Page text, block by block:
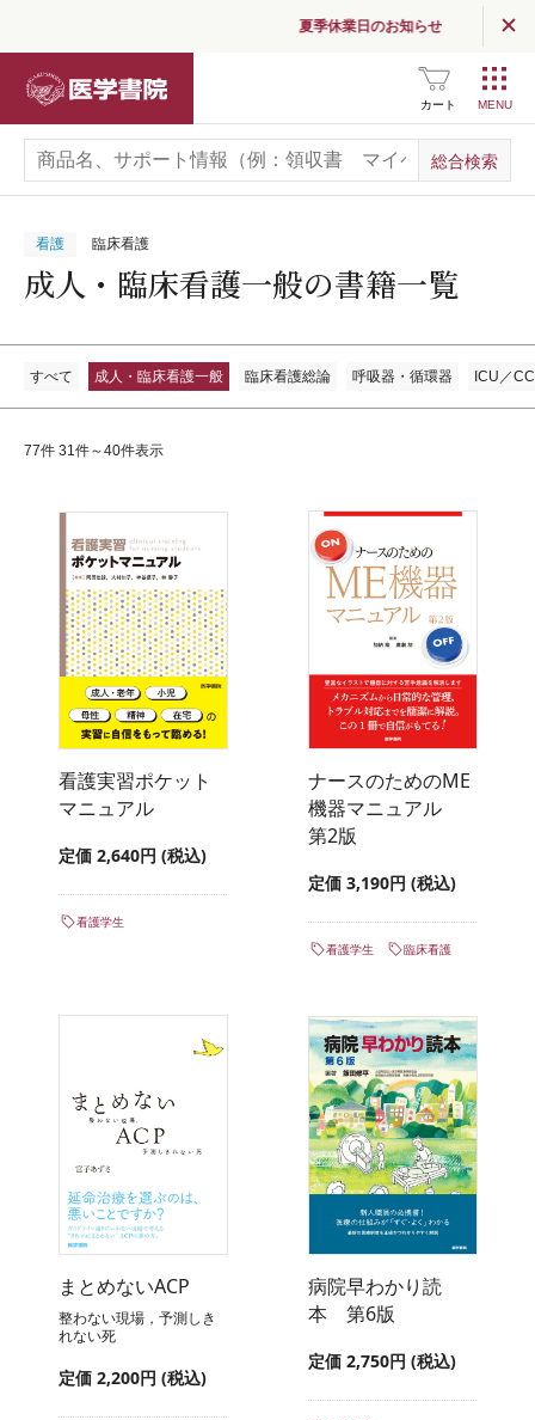
夏季休業日のお知らせ
カート
看護 臨床看護
成人・臨床看護一般の書籍一覧
すべて 成人・臨床看護一般 臨床看護総論 呼吸器・循環器 ICU／
77件 31件～40件表示
看護実習ポケット
マニュアル
定価 2,640円 (税込)
看護学生
ナースのためのME
機器マニュアル
第2版
定価 3,190円 (税込)
看護学生 臨床看護
まとめないACP
整わない現場，予測しき
れない死
定価 2,200円 (税込)
病院早わかり読
本 第6版
定価 2,750円 (税込)